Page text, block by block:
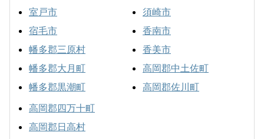
室戸市
宿毛市
幡多郡三原村
幡多郡大月町
幡多郡黒潮町
須崎市
香南市
香美市
高岡郡中土佐町
高岡郡佐川町
高岡郡四万十町
高岡郡日高村